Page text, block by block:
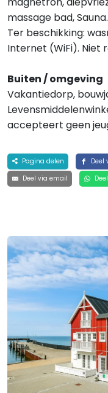
massage bad,
Ter beschikking:
Internet (WiFi). Niet
Buiten / omgeving
Vakantiedorp,
accepteert geen
Pagina delen Deel
Deel via email